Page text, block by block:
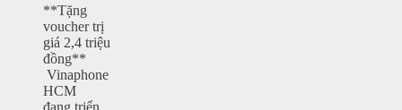
**Tặng
voucher trị
giá 2,4 triệu
đồng**
Vinaphone
HCM